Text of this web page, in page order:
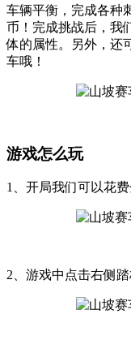
车辆平衡，完成各种
币！完成挑战后，我
体的属性。另外，还
车哦！
游戏怎么玩
1、开局我们可以花
2、游戏中点击右侧